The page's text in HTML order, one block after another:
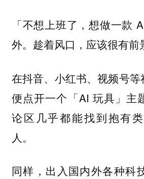
「不想上班了，想做一款
外。趁着风口，应该很有前
在抖音、小红书、视频号
便点开一个「AI 玩具」主
论区几乎都能找到抱有
人。
同样，出入国内外各种科